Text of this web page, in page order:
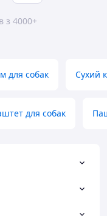
з 4000+
для собак Сухий
для собак